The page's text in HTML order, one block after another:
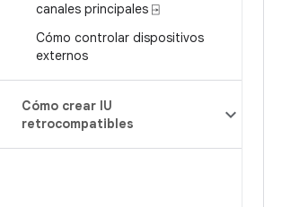
canales principales ⍈
Cómo controlar dispositivos
externos
Cómo crear IU
retrocompatibles